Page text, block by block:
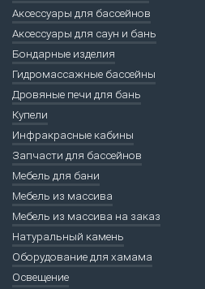
Аксессуары для бассейнов
Аксессуары для саун и бань
Бондарные изделия
Гидромассажные бассейны
Дровяные печи для бань
Купели
Инфракрасные кабины
Запчасти для бассейнов
Мебель для бани
Мебель из массива
Мебель из массива на заказ
Натуральный камень
Оборудование для хамама
Освещение